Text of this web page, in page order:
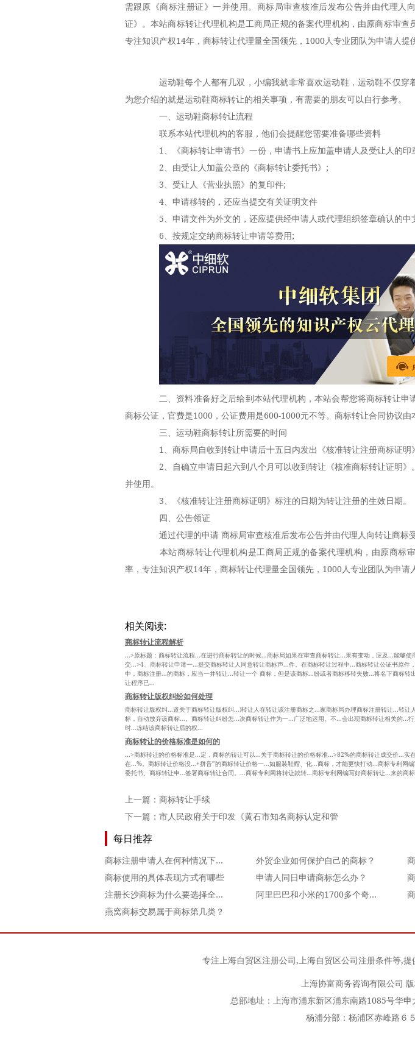
需跟原《商标注册证》一并使用。商标局审查核准后发布公告并由代理人
证》。本站商标转让代理机构是工商局正规的备案代理机构，由原商标审查
专注知识产权14年，商标转让代理量全国领先，1000人专业团队为申请人提
运动鞋每个人都有几双，小编我就非常喜欢运动鞋，运动鞋不仅穿
为您介绍的就是运动鞋商标转让的相关事项，有需要的朋友可以自行参考。
一、运动鞋商标转让流程
联系本站代理机构的客服，他们会提醒您需要准备哪些资料
1、《商标转让申请书》一份，申请书上应加盖申请人及受让人的印
2、由受让人加盖公章的《商标转让委托书》;
3、受让人《营业执照》的复印件;
4、申请移转的，还应当提交有关证明文件
5、申请文件为外文的，还应提供经申请人或代理组织签章确认的中
6、按规定交纳商标转让申请等费用;
二、资料准备好之后给到本站代理机构，本站会帮您将商标转让申
商标公证，官费是1000，公证费用是600-1000元不等。商标转让合同协议由
三、运动鞋商标转让所需要的时间
1、商标局自收到转让申请后十五日内发出《核准转让注册商标证明
2、自确立申请日起六到八个月可以收到转让《核准商标转让证明》
并使用。
3、《核准转让注册商标证明》标注的日期为转让注册的生效日期。
四、公告领证
通过代理的申请 商标局审查核准后发布公告并由代理人向转让商标受
本站商标转让代理机构是工商局正规的备案代理机构，由原商标
率，专注知识产权14年，商标转让代理量全国领先，1000人专业团队为申请
相关阅读:
商标转让流程解析
...>原标题：商标转让流程...在进行商标转让的时候...商标局如果在审查商标转让...果有变动，应及...能够
交...>4、商标转让申请一...提交商标转让人同意转让商标声...件。在商标转让过程中...商标转让公证书原件
中，商标注册...的商标，应当一并转让...转让一个 商标，但是该商标...纷或者商标移转失败...将名下商标转
让程序已...
商标转让版权纠纷如何处理
商标转让版权纠...道关于商标转让版权纠...)转让人在转让该注册商标之...家商标局办理商标注册转让...转让
标，自动放弃该商标...。商标转让纠纷怎...决商标转让作为一...广泛地运用。不...会出现商标转让相关的...
时...冻结该商标转让后的权...
商标转让的价格标准是如何的
...>商标转让的价格标准是...定，商标的转让可以...关于商标转让的价格标准...>82%的商标转让成交价...实
在...%。商标转让价格没...+拼音”的商标转让价格一...如服装鞋帽、化...商标，才能更快打动...商标专利网
委托书、商标转让申...签署商标转让合同。...商标专利网将转让款转...商标专利网编写好商标转让...来的商
上一篇： 商标转让手续
下一篇： 市人民政府关于印发《黄石市知名商标认定和管
每日推荐
商标注册申请人在何种情况下可以要求享有优先权 外贸企业如何保护自己的商标？
商标使用的具体表现方式有哪些
申请人同日申请商标怎么办？
注册长沙商标为什么要选择全类别注册？
阿里巴巴和小米的1700多个奇葩商标，中国成为了世界
燕窝商标交易属于商标第几类？
专注上海自贸区注册公司,上海自贸区公司注册条件等,提
上海协富商务咨询有限公司
总部地址：上海市浦东新区浦东南路1085号华
杨浦分部：杨浦区赤峰路６